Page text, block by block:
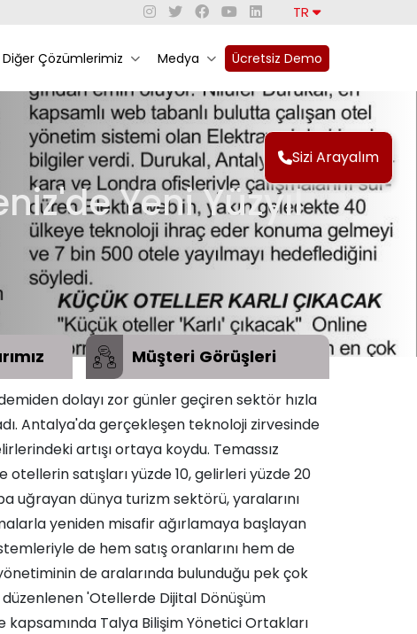
TR
Diğer Çözümlerimiz Medya Ücretsiz Demo
Sizi Arayalım
Yeni Yüzyıl
Müşteri Görüşleri
dolayı zor günler geçiren sektör hızla
Antalya'da gerçekleşen teknoloji zirvesinde
artışı ortaya koydu. Temassız
satışları yüzde 10, gelirleri yüzde 20
uğrayan dünya turizm sektörü, yaralarını
yeniden misafir ağırlamaya başlayan
de hem satış oranlarını hem de
de aralarında bulunduğu pek çok
'Otellerde Dijital Dönüşüm
kapsamında Talya Bilişim Yönetici Ortakları